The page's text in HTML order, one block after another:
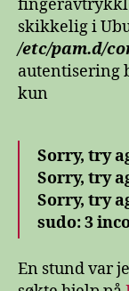
skikkelig i
/etc/pam.d/
autentisering
kun
Sorry, try
Sorry, try
Sorry, try
sudo: 3
En stund var